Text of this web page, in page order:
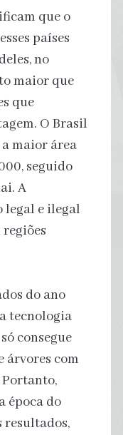
que o
países
no
maior que
que
O Brasil
maior área
seguido
A
legal e ilegal
do ano
tecnologia
consegue
árvores com
época do
resultados,